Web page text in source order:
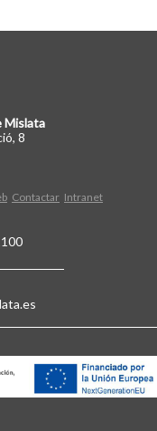
Mislata
8
Contactar Intranet